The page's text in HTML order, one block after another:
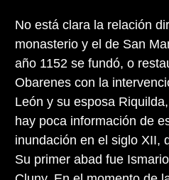
No está clara la relación
monasterio y el de San
año 1152 se fundó, o
Obarenes con la
León y su esposa
hay poca información de
inundación en el siglo XII,
Su primer abad fue